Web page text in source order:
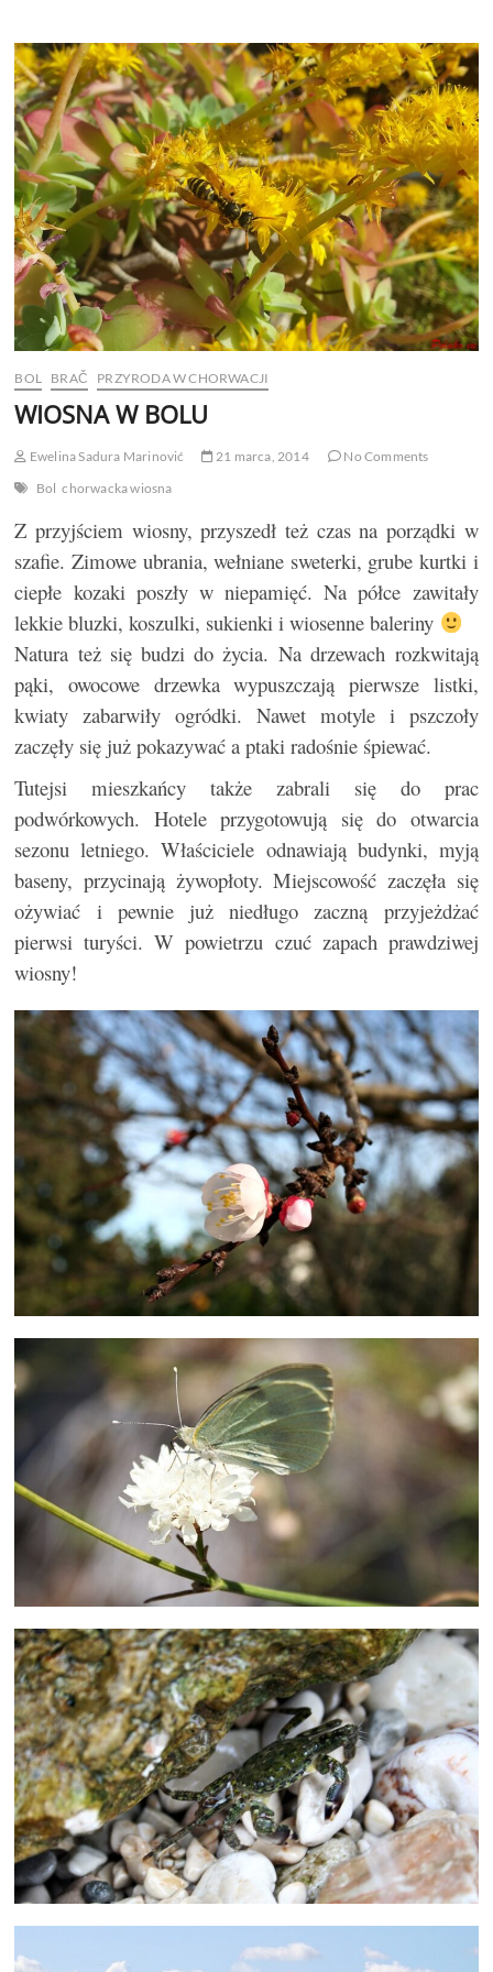
BOL BRAČ PRZYRODA W CHORWACJI
WIOSNA W BOLU
Ewelina Sadura Marinović 21 marca, 2014
No Comments
Bol chorwacka wiosna
Z przyjściem wiosny, przyszedł też czas na porządki w
szafie. Zimowe ubrania, wełniane sweterki, grube kurtki i
ciepłe kozaki poszły w niepamięć. Na półce zawitały
lekkie bluzki, koszulki, sukienki i wiosenne baleriny
Natura też się budzi do życia. Na drzewach rozkwitają
pąki, owocowe drzewka wypuszczają pierwsze listki,
kwiaty zabarwiły ogródki. Nawet motyle i pszczoły
zaczęły się już pokazywać a ptaki radośnie śpiewać.
Tutejsi mieszkańcy także zabrali się do prac
podwórkowych. Hotele przygotowują się do otwarcia
sezonu letniego. Właściciele odnawiają budynki, myją
baseny, przycinają żywopłoty. Miejscowość zaczęła się
ożywiać i pewnie już niedługo zaczną przyjeżdżać
pierwsi turyści. W powietrzu czuć zapach prawdziwej
wiosny!